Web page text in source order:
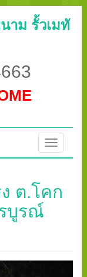
าม รั้วเมทั
Toggle
ต.โคก
บูรณ์